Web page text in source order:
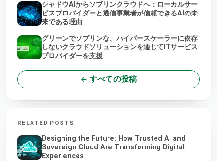
シャドウAIからソブリンクラウドへ：ローカルサー
ビスプロバイダーと通信事業者が信頼できるAIの未
来である理由
グリーンでソブリンな、ハイパースケーラーに依存
しないクラウドソリューションを通じてITサービス
プロバイダーを支援
すべての投稿
RELATED POSTS
Designing the Future: How Trusted AI and
Sovereign Cloud Are Transforming Digital
Experiences